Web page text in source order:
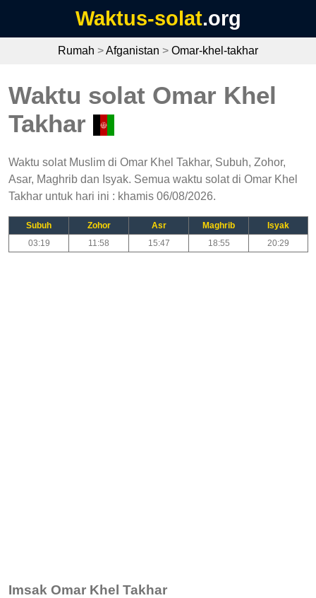
Waktus-solat.org
Rumah >Afganistan > Omar-khel-takhar
Waktu solat Omar Khel
Takhar
Waktu solat Muslim di Omar Khel Takhar, Subuh, Zohor,
Asar, Maghrib dan Isyak. Semua waktu solat di Omar Khel
Takhar untuk hari ini : khamis 06/08/2026.
Subuh Zohor Asr Maghrib
Isyak
03:19
11:58 15:47 18:55 20:29
Imsak Omar Khel Takhar